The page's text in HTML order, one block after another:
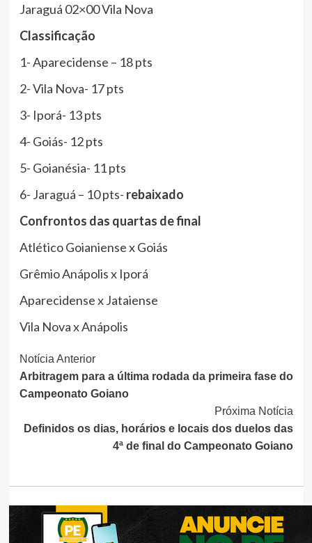
Jaraguá 02×00 Vila Nova
Classificação
1- Aparecidense – 18 pts
2- Vila Nova- 17 pts
3- Iporá- 13 pts
4- Goiás- 12 pts
5- Goianésia- 11 pts
6- Jaraguá – 10 pts- rebaixado
Confrontos das quartas definal
Atlético Goianiense x Goiás
Grêmio Anápolis x Iporá
Aparecidense x Jataiense
Vila Nova x Anápolis
Continue
Lendo
Notícia Anterior
Arbitragem para a última rodada da primeira fase do
Campeonato Goiano
Próxima Notícia
Definidos os dias, horários e locais dos duelos das
4ª de final do Campeonato Goiano